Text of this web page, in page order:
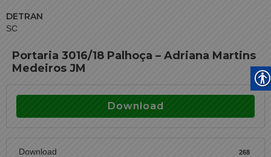
DETRAN
SC
Portaria 3016/18 Palhoça – Adriana Martins
Medeiros JM
Download
Download 268